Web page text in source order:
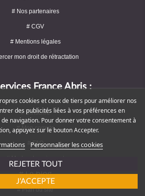
# Nos partenaires
# CGV
# Mentions légales
mon droit de rétractation
France Abris :
# S'inscrire
# Mon compte
# FAQ
# Modes de paiement
# Le blog
# Plan du site
cookies et ceux de tiers pour améliorer nos
des publicités liées à vos préférences en
navigation. Pour donner votre consentement à
appuyez sur le bouton Accepter.
Personnaliser les cookies
REJETER TOUT
J'ACCEPTE